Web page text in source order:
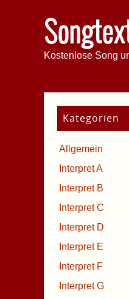
Kostenlose Song
Kategorien
Allgemein
Interpret A
Interpret B
Interpret C
Interpret D
Interpret E
Interpret F
Interpret G